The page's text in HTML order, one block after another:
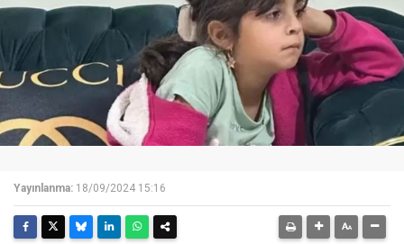
Yayınlanma: 18/09/2024 15:16